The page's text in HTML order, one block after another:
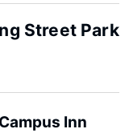
Street Park
Inn